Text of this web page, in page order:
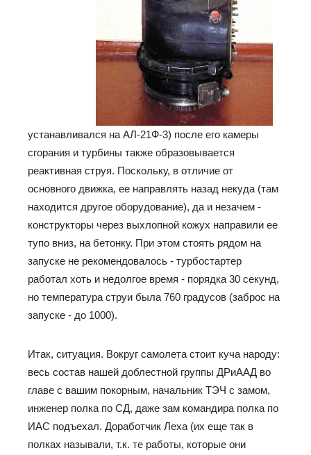
устанавливался на АЛ-21Ф-3) после его камеры
сгорания и турбины также образовывается
реактивная струя. Поскольку, в отличие от
основного движка, ее направлять назад некуда (там
находится другое оборудование), да и незачем -
конструкторы через выхлопной кожух направили ее
тупо вниз, на бетонку. При этом стоять рядом на
запуске не рекомендовалось - турбостартер
работал хоть и недолгое время - порядка 30 секунд,
но температура струи была 760 градусов (заброс на
запуске - до 1000).
Итак, ситуация. Вокруг самолета стоит куча народу:
весь состав нашей доблестной группы ДРиААД во
главе с вашим покорным, начальник ТЭЧ с замом,
инженер полка по СД, даже зам командира полка по
ИАС подъехал. Доработчик Леха (их еще так в
полках называли, т.к. те работы, которые они